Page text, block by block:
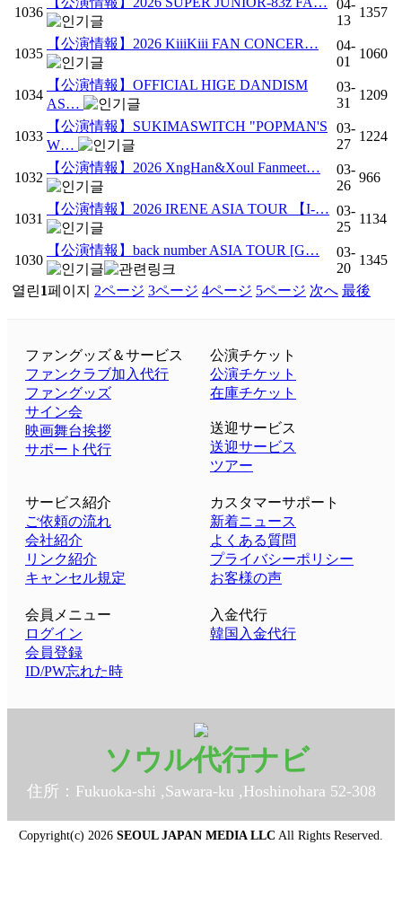
1036
04-
13
1357
1035
【公演情報】2026 KiiiKiii FAN CONCER…
04-
01
1060
1034
【公演情報】OFFICIAL HIGE DANDISM
AS…
03-
31
1209
1033
【公演情報】SUKIMASWITCH "POPMAN'S
W…
03-
27
1224
1032
【公演情報】2026 XngHan&Xoul Fanmeet…
03-
26
966
1031
【公演情報】2026 IRENE ASIA TOUR 【I-… 03-
25
1134
1030
【公演情報】back number ASIA TOUR [G…
03-
20
1345
열린1페이지 2ページ 3ページ 4ページ 5ページ 次へ 最後
ファングッズ＆サービス
ファンクラブ加入代行
ファングッズ
サイン会
映画舞台挨拶
サポート代行
公演チケット
公演チケット
在庫チケット
送迎サービス
送迎サービス
ツアー
サービス紹介
ご依頼の流れ
会社紹介
リンク紹介
キャンセル規定
カスタマーサポート
新着ニュース
よくある質問
プライバシーポリシー
お客様の声
会員メニュー
ログイン
会員登録
ID/PW忘れた時
入金代行
韓国入金代行
ソウル代行ナビ
住所：Fukuoka-shi ,Sawara-ku ,Hoshinohara 52-308
Copyright(c) 2026 SEOUL JAPAN MEDIA LLC All Rights Reserved.